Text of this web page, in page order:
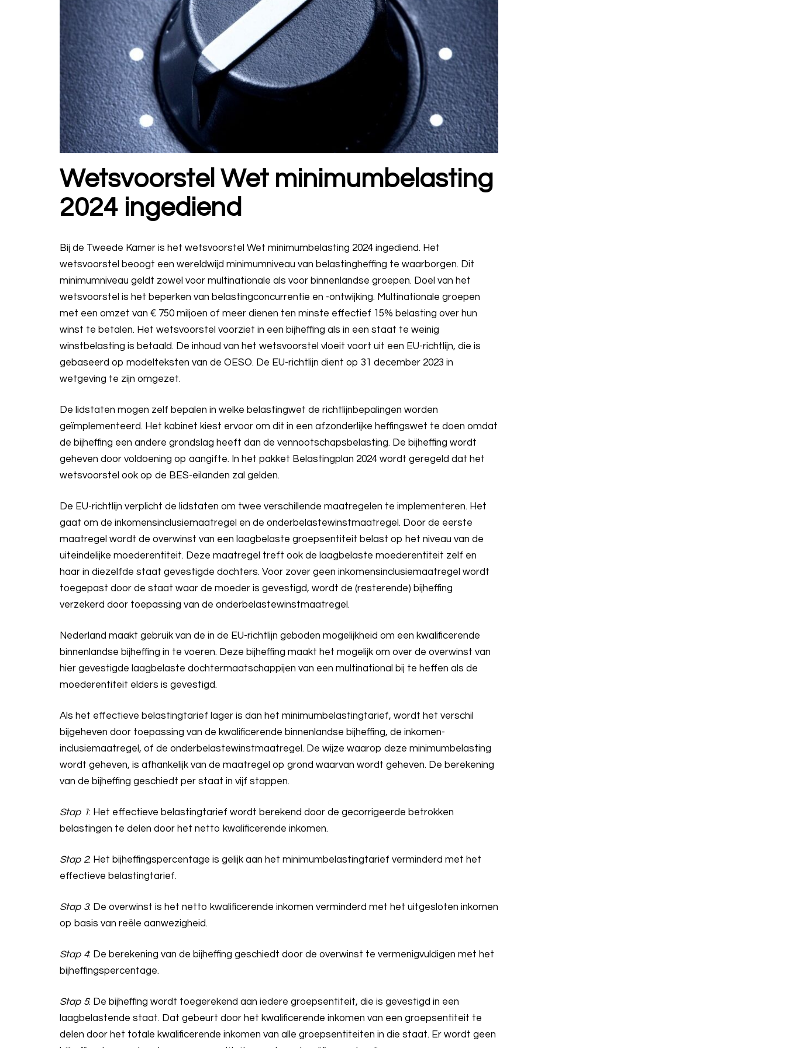
Wetsvoorstel Wet minimumbelasting
2024 ingediend
Bij de Tweede Kamer is het wetsvoorstel Wet minimumbelasting 2024 ingediend. Het
wetsvoorstel beoogt een wereldwijd minimumniveau van belastingheffing te waarborgen. Dit
minimumniveau geldt zowel voor multinationale als voor binnenlandse groepen. Doel van het
wetsvoorstel is het beperken van belastingconcurrentie en -ontwijking. Multinationale groepen
met een omzet van € 750 miljoen of meer dienen ten minste effectief 15% belasting over hun
winst te betalen. Het wetsvoorstel voorziet in een bijheffing als in een staat te weinig
winstbelasting is betaald. De inhoud van het wetsvoorstel vloeit voort uit een EU-richtlijn, die is
gebaseerd op modelteksten van de OESO. De EU-richtlijn dient op 31 december 2023 in
wetgeving te zijn omgezet.
De lidstaten mogen zelf bepalen in welke belastingwet de richtlijnbepalingen worden
geïmplementeerd. Het kabinet kiest ervoor om dit in een afzonderlijke heffingswet te doen omdat
de bijheffing een andere grondslag heeft dan de vennootschapsbelasting. De bijheffing wordt
geheven door voldoening op aangifte. In het pakket Belastingplan 2024 wordt geregeld dat het
wetsvoorstel ook op de BES-eilanden zal gelden.
De EU-richtlijn verplicht de lidstaten om twee verschillende maatregelen te implementeren. Het
gaat om de inkomensinclusiemaatregel en de onderbelastewinstmaatregel. Door de eerste
maatregel wordt de overwinst van een laagbelaste groepsentiteit belast op het niveau van de
uiteindelijke moederentiteit. Deze maatregel treft ook de laagbelaste moederentiteit zelf en
haar in diezelfde staat gevestigde dochters. Voor zover geen inkomensinclusiemaatregel wordt
toegepast door de staat waar de moeder is gevestigd, wordt de (resterende) bijheffing
verzekerd door toepassing van de onderbelastewinstmaatregel.
Nederland maakt gebruik van de in de EU-richtlijn geboden mogelijkheid om een kwalificerende
binnenlandse bijheffing in te voeren. Deze bijheffing maakt het mogelijk om over de overwinst van
hier gevestigde laagbelaste dochtermaatschappijen van een multinational bij te heffen als de
moederentiteit elders is gevestigd.
Als het effectieve belastingtarief lager is dan het minimumbelastingtarief, wordt het verschil
bijgeheven door toepassing van de kwalificerende binnenlandse bijheffing, de inkomen-
inclusiemaatregel, of de onderbelastewinstmaatregel. De wijze waarop deze minimumbelasting
wordt geheven, is afhankelijk van de maatregel op grond waarvan wordt geheven. De berekening
van de bijheffing geschiedt per staat in vijf stappen.
Stap 1: Het effectieve belastingtarief wordt berekend door de gecorrigeerde betrokken
belastingen te delen door het netto kwalificerende inkomen.
Stap 2: Het bijheffingspercentage is gelijk aan het minimumbelastingtarief verminderd met het
effectieve belastingtarief.
Stap 3: De overwinst is het netto kwalificerende inkomen verminderd met het uitgesloten inkomen
op basis van reële aanwezigheid.
Stap 4: De berekening van de bijheffing geschiedt door de overwinst te vermenigvuldigen met het
bijheffingspercentage.
Stap 5: De bijheffing wordt toegerekend aan iedere groepsentiteit, die is gevestigd in een
laagbelastende staat. Dat gebeurt door het kwalificerende inkomen van een groepsentiteit te
delen door het totale kwalificerende inkomen van alle groepsentiteiten in die staat. Er wordt geen